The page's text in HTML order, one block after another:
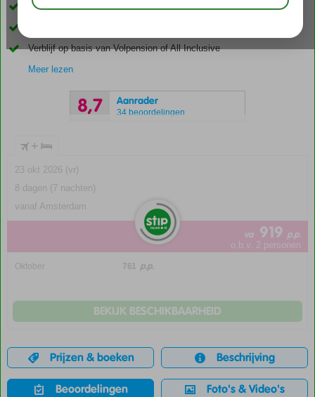
Prachtige cruise langs de Turkse Rivièra
Verblijf op basis van Volpension of All Inclusive
Meer lezen
8,7 Aanrader
34 beoordelingen
+
23 okt 2026 (vr)
8 dagen (7 nachten)
vanaf Amsterdam
va 919 p.p.
o.b.v. 2 personen
Oktober 761 p.p.
BEKIJK BESCHIKBAARHEID
Prijzen & boeken Beschrijving
Beoordelingen Foto's & Video's